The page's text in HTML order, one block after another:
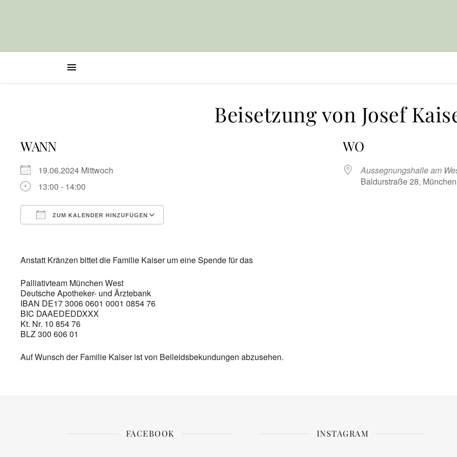
Beisetzung von Josef
WANN
19.06.2024 Mittwoch
13:00 - 14:00
ZUM KALENDER HINZUFÜGEN
WO
Aussegnungshalle am
Baldurstraße 28,
Anstatt Kränzen bittet die Familie Kaiser um eine Spende für das
Palliativteam München West
Deutsche Apotheker- und Ärztebank
IBAN DE17 3006 0601 0001 0854 76
BIC DAAEDEDDXXX
Kt. Nr. 10 854 76
BLZ 300 606 01
Auf Wunsch der Familie Kaiser ist von Beileidsbekundungen abzusehen.
FACEBOOK INSTAGRAM